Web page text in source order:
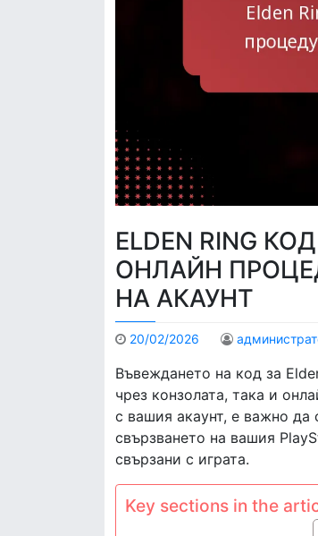
ELDEN RING
ОНЛАЙН
НА АКАУНТ
20/02/2026
Въвеждането на код за
чрез конзолата, така и
с вашия акаунт, е важно да
свързването на вашия
свързани с играта.
Key sections in the